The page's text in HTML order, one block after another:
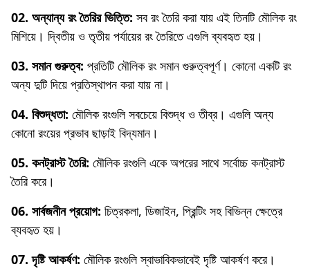
02. অন্যান্য রং তৈরির ভিত্তি: সব রং তৈরি করা যায় এই তিনটি মৌলিক রং
মিশিয়ে। দ্বিতীয় ও তৃতীয় পর্যায়ের রং তৈরিতে এগুলি ব্যবহৃত হয়।
03. সমান গুরুত্ব: প্রতিটি মৌলিক রং সমান গুরুত্বপূর্ণ। কোনো একটি রং
অন্য দুটি দিয়ে প্রতিস্থাপন করা যায় না।
04. বিশুদ্ধতা: মৌলিক রংগুলি সবচেয়ে বিশুদ্ধ ও তীব্র। এগুলি অন্য
কোনো রংয়ের প্রভাব ছাড়াই বিদ্যমান।
05. কনট্রাস্ট তৈরি: মৌলিক রংগুলি একে অপরের সাথে সর্বোচ্চ কনট্রাস্ট
তৈরি করে।
06. সার্বজনীন প্রয়োগ: চিত্রকলা, ডিজাইন, প্রিন্টিং সহ বিভিন্ন ক্ষেত্রে
ব্যবহৃত হয়।
07. দৃষ্টি আকর্ষণ: মৌলিক রংগুলি স্বাভাবিকভাবেই দৃষ্টি আকর্ষণ করে।